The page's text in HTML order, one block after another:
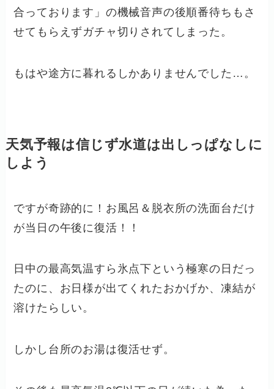
合っております」の機械音声の後順番待ちもさ
せてもらえずガチャ切りされてしまった。
もはや途方に暮れるしかありませんでした…。
天気予報は信じず水道は出しっぱなしに
しよう
ですが奇跡的に！お風呂＆脱衣所の洗面台だけ
が当日の午後に復活！！
日中の最高気温すら氷点下という極寒の日だっ
たのに、お日様が出てくれたおかげか、凍結が
溶けたらしい。
しかし台所のお湯は復活せず。